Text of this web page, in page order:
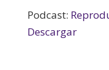
Podcast:
Descargar